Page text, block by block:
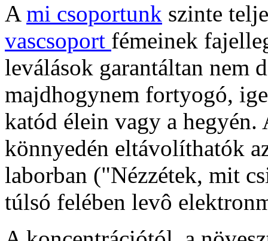
A mi csoportunk szinte
vascsoport fémeinek
leválások garantáltan
majdhogynem fortyogó,
katód élein vagy a
könnyedén eltávolíthatók
laborban ("Nézzétek, mit
túlsó felében levô